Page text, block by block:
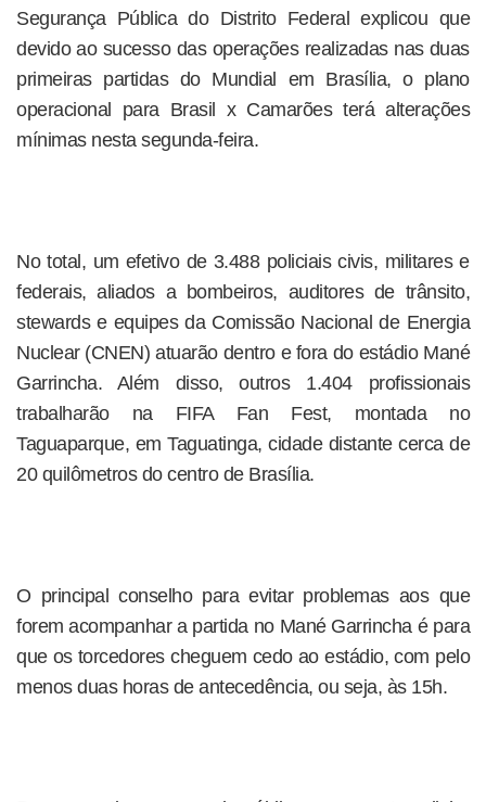
Segurança Pública do Distrito Federal explicou que
devido ao sucesso das operações realizadas nas duas
primeiras partidas do Mundial em Brasília, o plano
operacional para Brasil x Camarões terá alterações
mínimas nesta segunda-feira.
No total, um efetivo de 3.488 policiais civis, militares e
federais, aliados a bombeiros, auditores de trânsito,
stewards e equipes da Comissão Nacional de Energia
Nuclear (CNEN) atuarão dentro e fora do estádio Mané
Garrincha. Além disso, outros 1.404 profissionais
trabalharão na FIFA Fan Fest, montada no
Taguaparque, em Taguatinga, cidade distante cerca de
20 quilômetros do centro de Brasília.
O principal conselho para evitar problemas aos que
forem acompanhar a partida no Mané Garrincha é para
que os torcedores cheguem cedo ao estádio, com pelo
menos duas horas de antecedência, ou seja, às 15h.